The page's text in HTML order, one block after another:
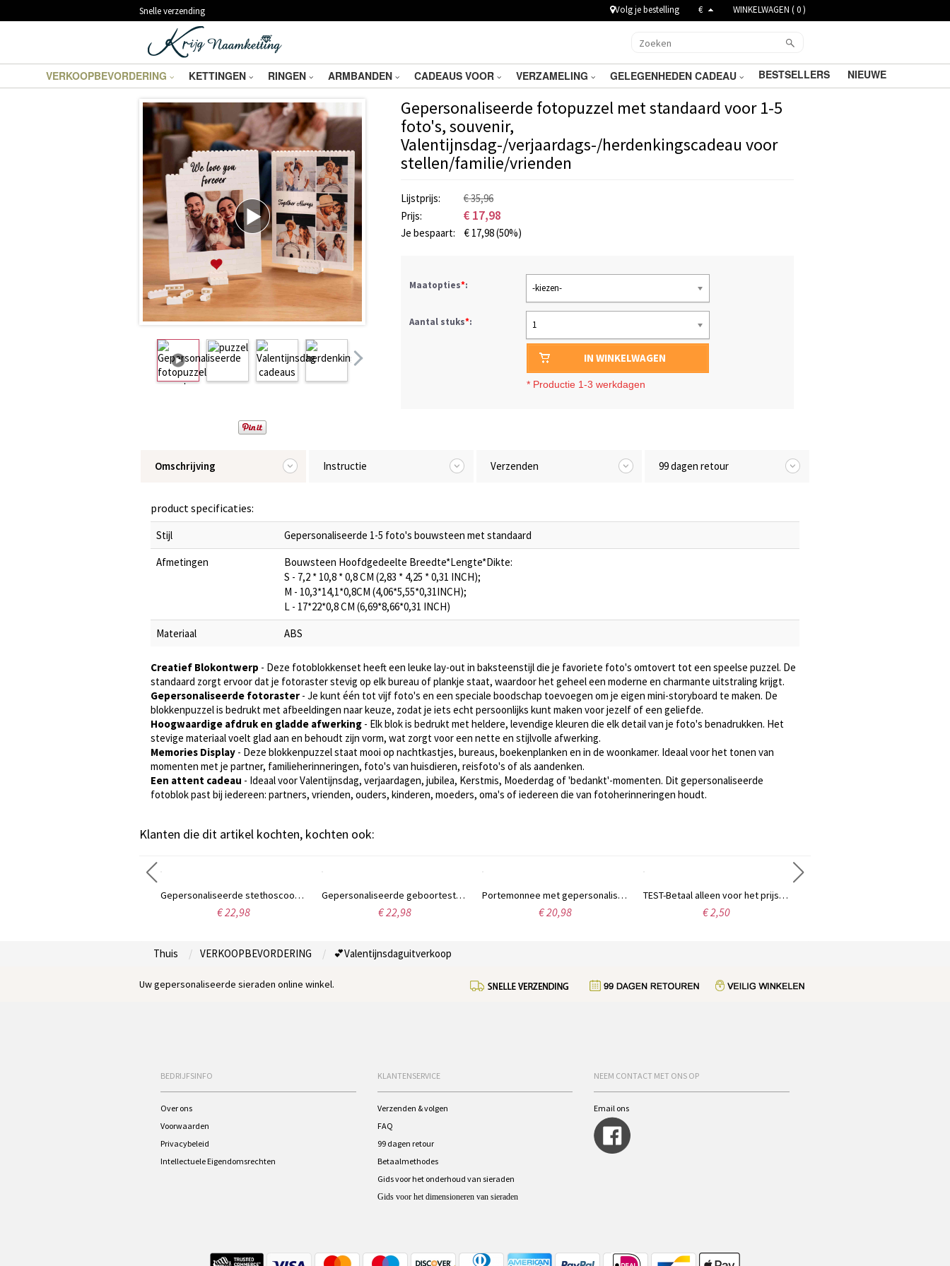
Snelle verzending Volg je bestelling € WINKELWAGEN (0)
VERKOOPBEVORDERING KETTINGEN RINGEN ARMBANDEN CADEAUS VOOR VERZAMELING GELEGENHEDEN CADEAU BESTSELLERS NIEUWE
Gepersonaliseerde fotopuzzel met standaard voor 1-5
foto's, souvenir,
Valentijnsdag-/verjaardags-/herdenkingscadeau voor
stellen/familie/vrienden
Lijstprijs:
€ 35,96
Prijs:
€ 17,98
Je bespaart: € 17,98(50%)
Maatopties*: -kiezen-
Aantal stuks*: 1
IN WINKELWAGEN
* Productie 1-3 werkdagen
Omschrijving Instructie Verzenden 99 dagen retour
product specificaties:
Stijl
Gepersonaliseerde 1-5 foto's bouwsteen met standaard
Afmetingen
Bouwsteen Hoofdgedeelte Breedte*Lengte*Dikte:
S - 7,2 * 10,8 * 0,8 CM (2,83 * 4,25 * 0,31 INCH);
M - 10,3*14,1*0,8CM (4,06*5,55*0,31INCH);
L - 17*22*0,8 CM (6,69*8,66*0,31 INCH)
Materiaal
ABS
Creatief Blokontwerp - Deze fotoblokkenset heeft een leuke lay-out in baksteenstijl die je favoriete foto's omtovert tot een speelse puzzel. De
standaard zorgt ervoor dat je fotoraster stevig op elk bureau of plankje staat, waardoor het geheel een moderne en charmante uitstraling krijgt.
Gepersonaliseerde fotoraster - Je kunt één tot vijf foto's en een speciale boodschap toevoegen om je eigen mini-storyboard te maken. De
blokkenpuzzel is bedrukt met afbeeldingen naar keuze, zodat je iets echt persoonlijks kunt maken voor jezelf of een geliefde.
Hoogwaardige afdruk en gladde afwerking - Elk blok is bedrukt met heldere, levendige kleuren die elk detail van je foto's benadrukken. Het
stevige materiaal voelt glad aan en behoudt zijn vorm, wat zorgt voor een nette en stijlvolle afwerking.
Memories Display - Deze blokkenpuzzel staat mooi op nachtkastjes, bureaus, boekenplanken en in de woonkamer. Ideaal voor het tonen van
momenten met je partner, familieherinneringen, foto's van huisdieren, reisfoto's of als aandenken.
Een attent cadeau - Ideaal voor Valentijnsdag, verjaardagen, jubilea, Kerstmis, Moederdag of 'bedankt'-momenten. Dit gepersonaliseerde
fotoblok past bij iedereen: partners, vrienden, ouders, kinderen, moeders, oma's of iedereen die van fotoherinneringen houdt.
Klanten die dit artikel kochten, kochten ook:
Gepersonaliseerde stethoscoop-naamketting met geboortesteen, op maat gemaakte oneindigheidsketting, bedank-/afstudeercadeau voor arts/verpleegkundige/medisch student
€ 22,98
Gepersonaliseerde geboortesteen hartketting met naam/initialen horizontaal, geboortesteen hartvormige hanger, verjaardags-/Valentijnsdag-/Moederdagcadeau voor haar/mama
€ 22,98
Portemonnee met gepersonaliseerde naam, geboortebloem en Schotse hooglandkoe, met dubbel vak, multifunctioneel polstasje, klein portemonneetje met kaarthouder, cadeau voor vrouwen/meisjes
€ 20,98
TEST-Betaal alleen voor het prijsverschil
€ 2,50
Thuis VERKOOPBEVORDERING 💕Valentijnsdaguitverkoop
Uw gepersonaliseerde sieraden online winkel.
BEDRIJFSINFO
Over ons
Voorwaarden
Privacybeleid
Intellectuele Eigendomsrechten
KLANTENSERVICE
Verzenden & volgen
FAQ
99 dagen retour
Betaalmethodes
Gids voor het onderhoud van sieraden
Gids voor het dimensioneren van sieraden
NEEM CONTACT MET ONS OP
Email ons